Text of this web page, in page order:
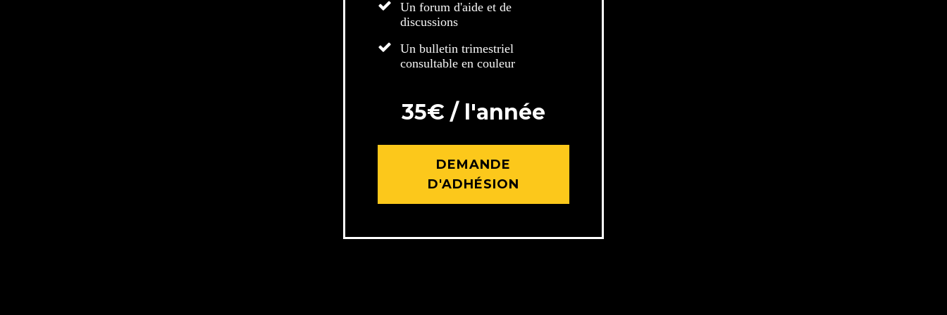
Un forum d'aide et de
discussions
Un bulletin trimestriel
consultable en couleur
35€ / l'année
DEMANDE
D'ADHÉSION